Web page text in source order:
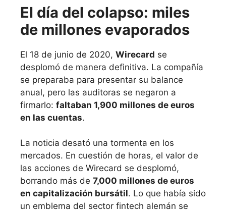
El día del colapso: miles
de millones evaporados
El 18 de junio de 2020, Wirecard se
desplomó de manera definitiva. La compañía
se preparaba para presentar su balance
anual, pero las auditoras se negaron a
firmarlo: faltaban 1,900 millones de euros
en las cuentas.
La noticia desató una tormenta en los
mercados. En cuestión de horas, el valor de
las acciones de Wirecard se desplomó,
borrando más de 7,000 millones de euros
en capitalización bursátil. Lo que había sido
un emblema del sector fintech alemán se